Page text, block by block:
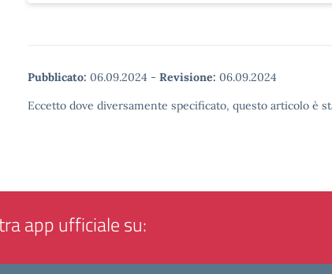
Pubblicato: 06.09.2024 - Revisione: 06.09.2024
Eccetto dove diversamente specificato, questo articolo è
app ufficiale su: